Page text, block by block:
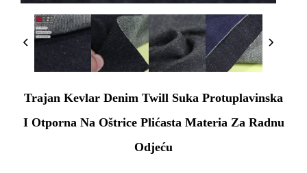
Trajan Kevlar Denim Twill Suka Protuplavinska
I Otporna Na Oštrice Plićasta Materia Za Radnu
Odjeću